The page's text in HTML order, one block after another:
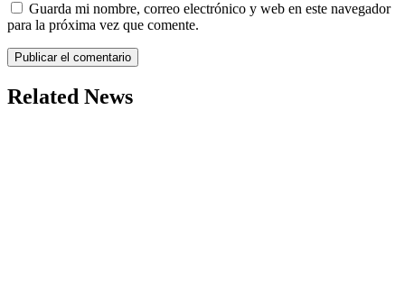
Guarda mi nombre, correo electrónico y web en este navegador
para la próxima vez que comente.
Related News